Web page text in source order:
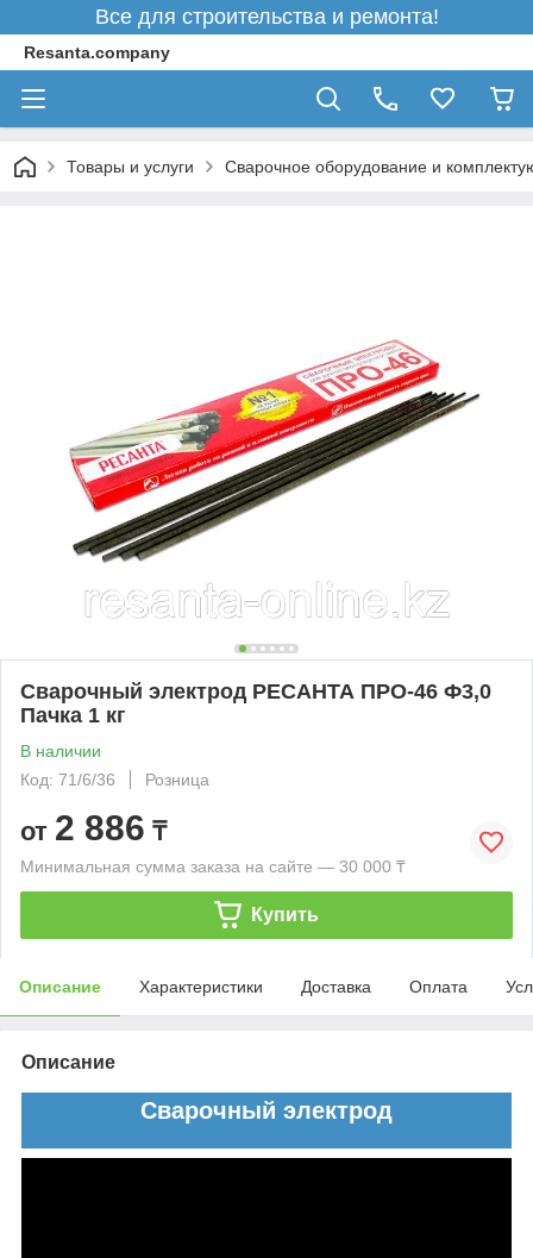
Все для строительства и ремонта!
Resanta.company
Товары и услуги Сварочное оборудование и
Сварочный электрод РЕСАНТА ПРО-46 Ф3,0
Пачка 1 кг
В наличии
Код: 71/6/36
Розница
от 2 886 ₸
Минимальная сумма заказа на сайте — 30 000 ₸
Купить
Описание Характеристики Доставка Оплата
Описание
Сварочный электрод